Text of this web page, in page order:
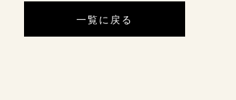
一覧に戻る